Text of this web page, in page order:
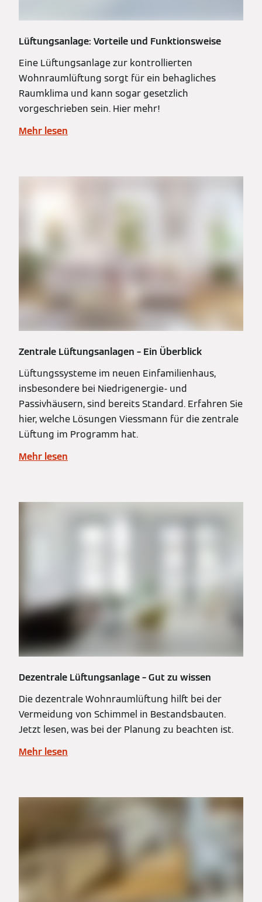
Lüftungsanlage: Vorteile und Funktionsweise
Eine Lüftungsanlage zur kontrollierten
Wohnraumlüftung sorgt für ein behagliches
Raumklima und kann sogar gesetzlich
vorgeschrieben sein. Hier mehr!
Mehr lesen
Zentrale Lüftungsanlagen – Ein Überblick
Lüftungssysteme im neuen Einfamilienhaus,
insbesondere bei Niedrigenergie- und
Passivhäusern, sind bereits Standard. Erfahren Sie
hier, welche Lösungen Viessmann für die zentrale
Lüftung im Programm hat.
Mehr lesen
Dezentrale Lüftungsanlage – Gut zu wissen
Die dezentrale Wohnraumlüftung hilft bei der
Vermeidung von Schimmel in Bestandsbauten.
Jetzt lesen, was bei der Planung zu beachten ist.
Mehr lesen